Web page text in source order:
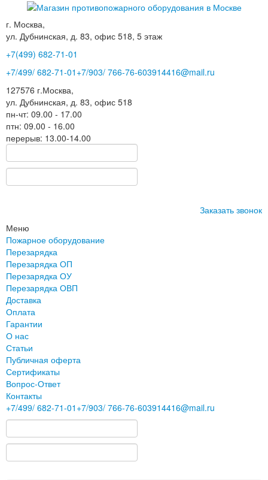
г. Москва,
ул. Дубнинская, д. 83, офис 518, 5 этаж
+7(499) 682-71-01
+7/499/ 682-71-01 +7/903/ 766-76-603914416@mail.ru
127576 г.Москва,
ул. Дубнинская, д. 83, офис 518
пн-чт: 09.00 - 17.00
птн: 09.00 - 16.00
перерыв: 13.00-14.00
Заказать звонок
Меню
Пожарное оборудование
Перезарядка
Перезарядка ОП
Перезарядка ОУ
Перезарядка ОВП
Доставка
Оплата
Гарантии
О нас
Статьи
Публичная оферта
Сертификаты
Вопрос-Ответ
Контакты
+7/499/ 682-71-01 +7/903/ 766-76-603914416@mail.ru